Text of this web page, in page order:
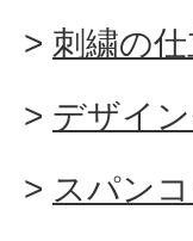
刺繍の
デザイ
スパン